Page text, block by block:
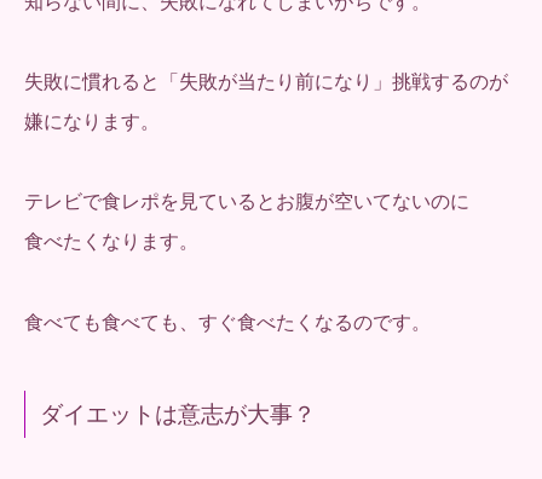
失敗に慣れると「失敗が当たり前になり」挑戦するのが
嫌になります。
テレビで食レポを見ているとお腹が空いてないのに
食べたくなります。
食べても食べても、すぐ食べたくなるのです。
ダイエットは意志が大事？